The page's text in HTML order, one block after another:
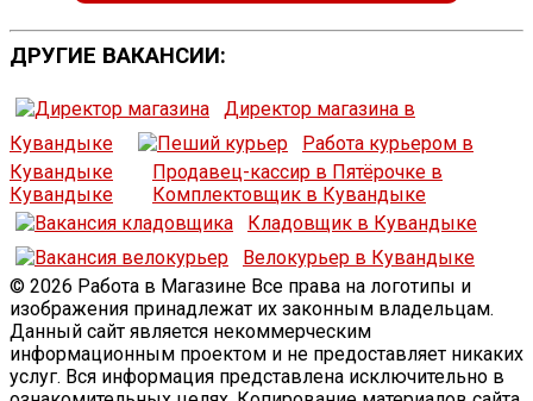
ДРУГИЕ ВАКАНСИИ:
Директор магазина в
Кувандыке
Работа курьером в
Кувандыке
Продавец-кассир в Пятёрочке в
Кувандыке
Комплектовщик в Кувандыке
Кладовщик в Кувандыке
Велокурьер в Кувандыке
© 2026 Работа в Магазине Все права на логотипы и
изображения принадлежат их законным владельцам.
Данный сайт является некоммерческим
информационным проектом и не предоставляет никаких
услуг. Вся информация представлена исключительно в